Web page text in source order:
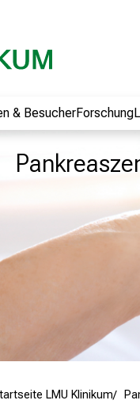
& BesucherForschung
LMU Klinikum